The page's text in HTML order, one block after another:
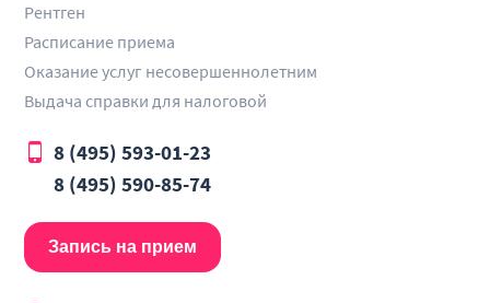
Рентген
Расписание приема
Оказание услуг несовершеннолетним
Выдача справки для налоговой
8 (495) 593-01-23
8 (495) 590-85-74
Запись на прием